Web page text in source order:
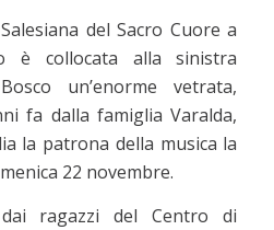
del Sacro Cuore a
è collocata alla sinistra
un’enorme vetrata,
fa dalla famiglia Varalda,
la patrona della musica la
22 novembre.
ragazzi del Centro di